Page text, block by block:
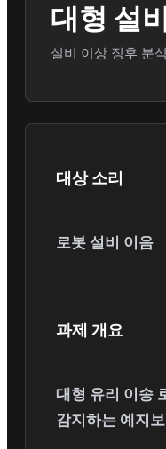
대형 설
설비 이상 징후 분석
대상 소리
로봇 설비 이음
과제 개요
대형 유리 이송
감지하는 예지